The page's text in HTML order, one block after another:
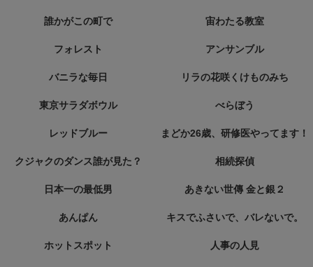
誰かがこの町で 宙わたる教室
フォレスト アンサンブル
バニラな毎日 リラの花咲くけものみち
東京サラダボウル べらぼう
レッドブルー まどか26歳、研修医やってます！
クジャクのダンス誰が見た？ 相続探偵
日本一の最低男 あきない世傳 金と銀２
あんぱん キスでふさいで、バレないで。
ホットスポット 人事の人見